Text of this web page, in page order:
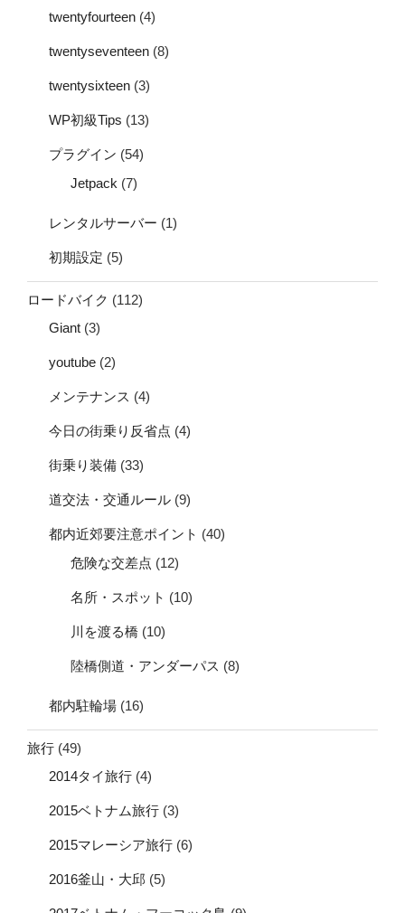
twentyfourteen (4)
twentyseventeen (8)
twentysixteen (3)
WP初級Tips (13)
プラグイン (54)
Jetpack (7)
レンタルサーバー (1)
初期設定 (5)
ロードバイク (112)
Giant (3)
youtube (2)
メンテナンス (4)
今日の街乗り反省点 (4)
街乗り装備 (33)
道交法・交通ルール (9)
都内近郊要注意ポイント (40)
危険な交差点 (12)
名所・スポット (10)
川を渡る橋 (10)
陸橋側道・アンダーパス (8)
都内駐輪場 (16)
旅行 (49)
2014タイ旅行 (4)
2015ベトナム旅行 (3)
2015マレーシア旅行 (6)
2016釜山・大邱 (5)